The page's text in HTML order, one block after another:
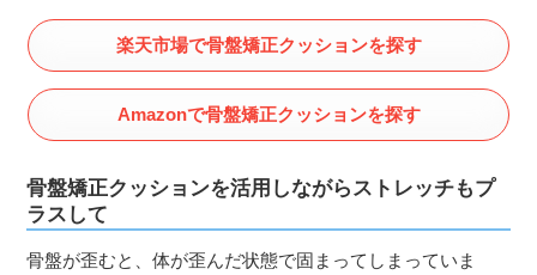
楽天市場で骨盤矯正クッションを探す
Amazonで骨盤矯正クッションを探す
骨盤矯正クッションを活用しながらストレッチもプ
ラスして
骨盤が歪むと、体が歪んだ状態で固まってしまっていま